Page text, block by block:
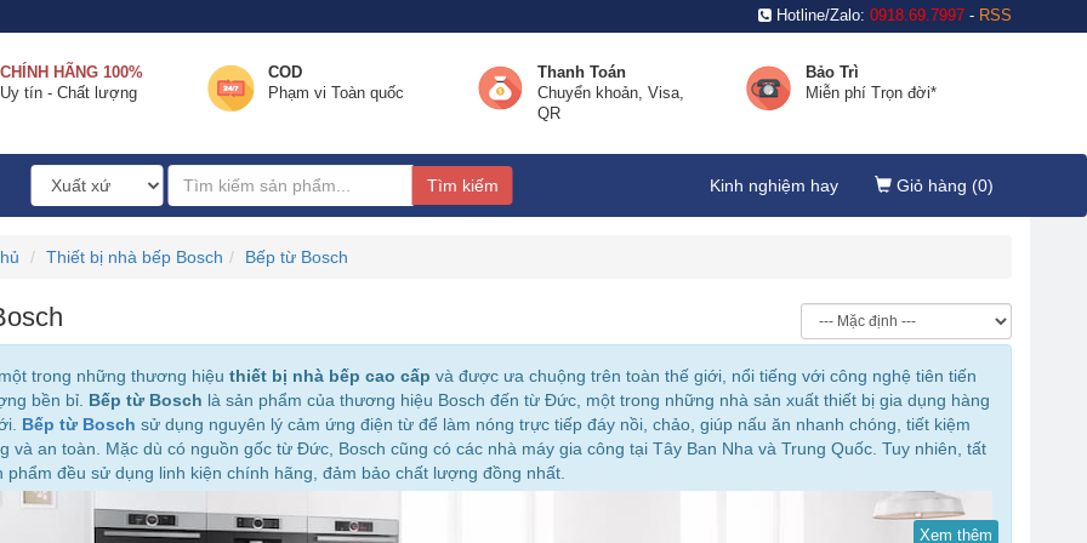
Hotline/Zalo: 0918.69.7997 - RSS
CHÍNH HÃNG 100%
Uy tín - Chất lượng
COD
Phạm vi Toàn quốc
Thanh Toán
Chuyển khoản, Visa,
QR
Bảo Trì
Miễn phí Trọn đời*
Tìm kiếm Kinh nghiệm hay Giỏ hàng (0)
Thiết bị nhà bếp Bosch Bếp từ Bosch
trong những thương hiệu thiết bị nhà bếp cao cấp và được ưa chuộng trên toàn thế giới, nổi tiếng với công nghệ tiên tiến
bền bỉ. Bếp từ Bosch là sản phẩm của thương hiệu Bosch đến từ Đức, một trong những nhà sản xuất thiết bị gia dụng hàng
Bếp từ Bosch sử dụng nguyên lý cảm ứng điện từ để làm nóng trực tiếp đáy nồi, chảo, giúp nấu ăn nhanh chóng, tiết kiệm
và an toàn. Mặc dù có nguồn gốc từ Đức, Bosch cũng có các nhà máy gia công tại Tây Ban Nha và Trung Quốc. Tuy nhiên, tất
phẩm đều sử dụng linh kiện chính hãng, đảm bảo chất lượng đồng nhất.
Xem thêm